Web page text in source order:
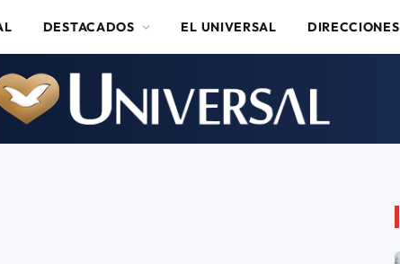
DESTACADOS EL UNIVERSAL DIRECCIONES